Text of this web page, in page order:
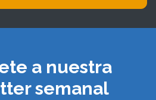
a nuestra
semanal